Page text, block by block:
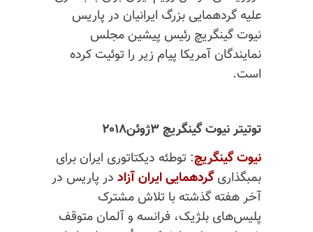
علیه گردهمایی بزرگ ایرانیان در پاریس
نیوت گینگریچ رئیس پیشین مجلس
نمایندگان آمریکا پیام زیر را توئیت کرده
است.
توتیتر نیوت گینگریچ ۳ژوئن۲۰۱۸
نیوت گینگریچ: توطئه دیکتاتوری ایران برای
بمبگذاریگردهمایی ایران آزاد در پاریس در
آخر هفته گذشته با تلاش مشترک
پلیس‌های بلژیک، فرانسه و آلمان متوقف